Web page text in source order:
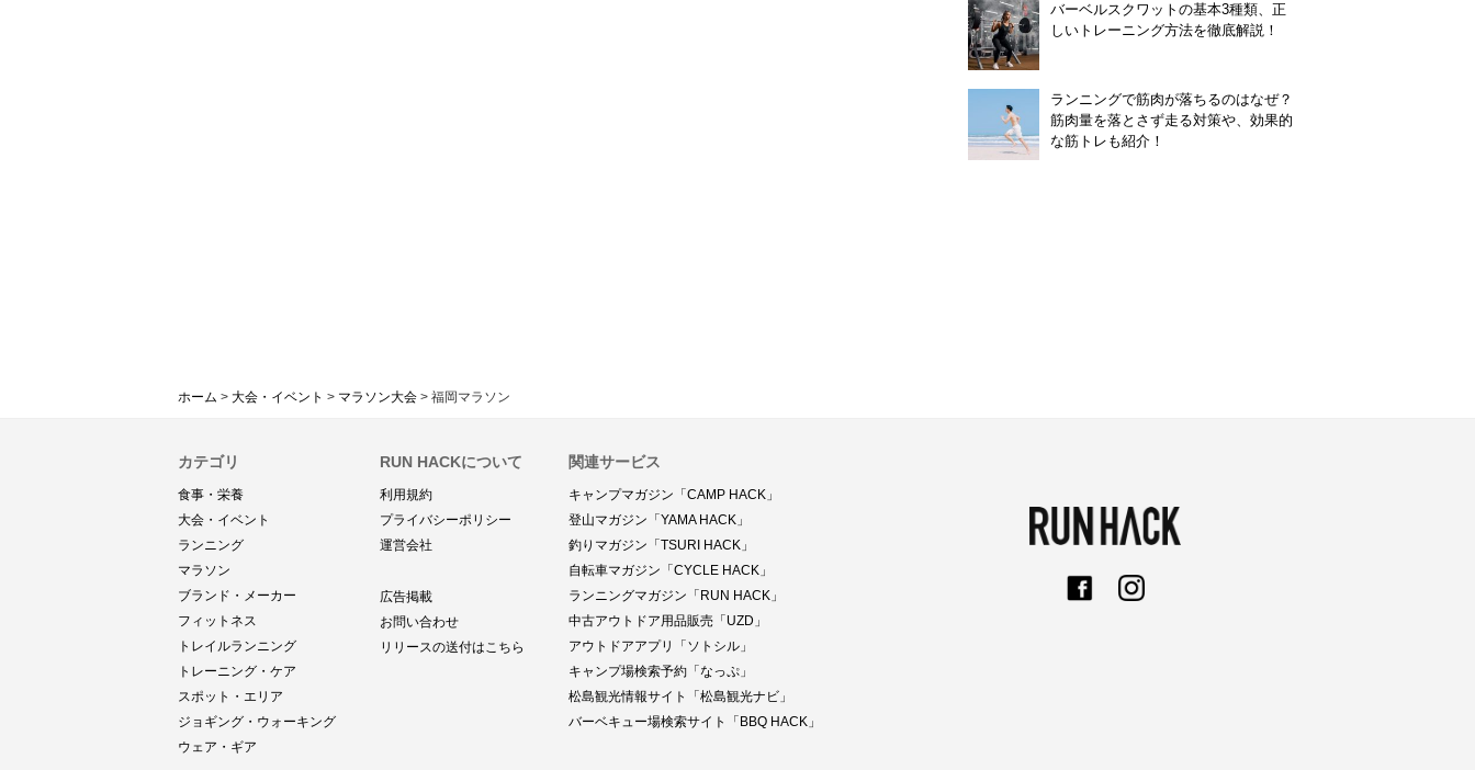
バーベルスクワットの基本3種類、正
しいトレーニング方法を徹底解説！
ランニングで筋肉が落ちるのはなぜ？
筋肉量を落とさず走る対策や、効果的
な筋トレも紹介！
ホーム > 大会・イベント > マラソン大会 > 福岡マラソン
カテゴリ
食事・栄養
大会・イベント
ランニング
マラソン
ブランド・メーカー
フィットネス
トレイルランニング
トレーニング・ケア
スポット・エリア
ジョギング・ウォーキング
ウェア・ギア
RUN HACKについて
利用規約
プライバシーポリシー
運営会社
広告掲載
お問い合わせ
リリースの送付はこちら
関連サービス
キャンプマガジン「CAMP HACK」
登山マガジン「YAMA HACK」
釣りマガジン「TSURI HACK」
自転車マガジン「CYCLE HACK」
ランニングマガジン「RUN HACK」
中古アウトドア用品販売「UZD」
アウトドアアプリ「ソトシル」
キャンプ場検索予約「なっぷ」
松島観光情報サイト「松島観光ナビ」
バーベキュー場検索サイト「BBQ HACK」